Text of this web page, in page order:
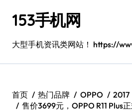
153手机网
大型手机资讯类网站！ https://
首页 热门品牌 OPPO
2017
售价3699元，OPPO R11 Plus